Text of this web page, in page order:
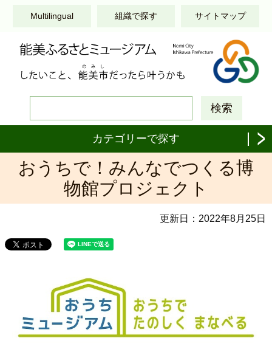
Multilingual 組織で探す サイトマップ
カテゴリーで探す
おうちで！みんなでつくる博
物館プロジェクト
更新日： 2022年8月25日